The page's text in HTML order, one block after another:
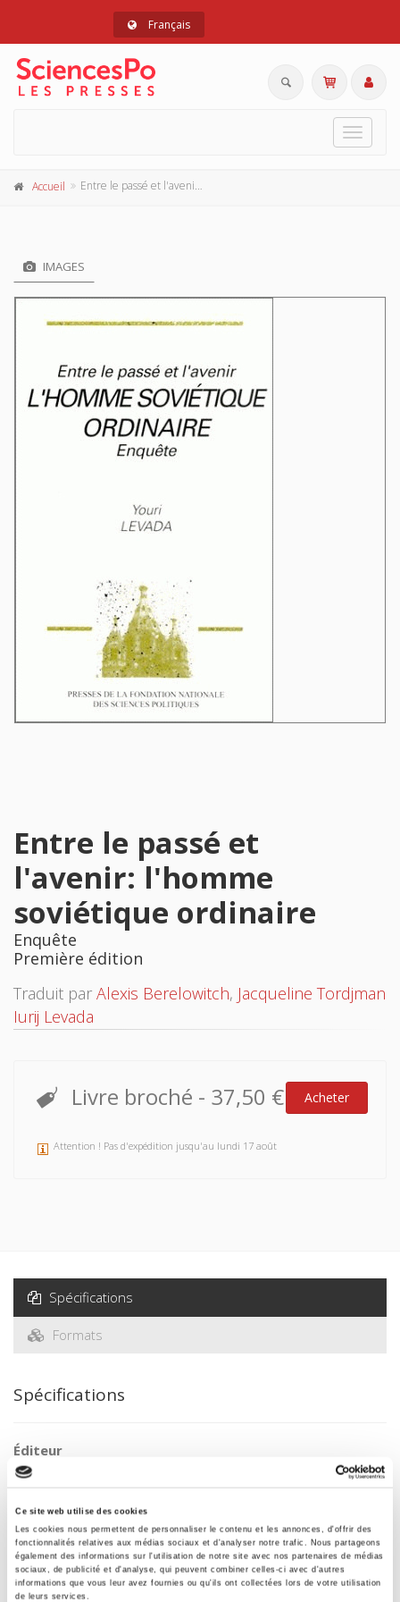
Ce site web utilise des cookies
Les cookies nous permettent de personnaliser le contenu et les annonces, d'offrir des
fonctionnalités relatives aux médias sociaux et d'analyser notre trafic. Nous partageons
également des informations sur l'utilisation de notre site avec nos partenaires de médias
sociaux, de publicité et d'analyse, qui peuvent combiner celles-ci avec d'autres
informations que vous leur avez fournies ou qu'ils ont collectées lors de votre utilisation
de leurs services.
Français
Toggle
Accueil Entre le passé et l'avenir: l'homme soviétique ordinaire
IMAGES
Entre le passé et
l'avenir: l'homme
soviétique ordinaire
Enquête
Première édition
Traduit par Alexis Berelowitch, Jacqueline Tordjman
Iurij Levada
Livre broché - 37,50 € Acheter
Attention ! Pas d'expédition jusqu'au lundi 17 août
Spécifications
Formats
Spécifications
Éditeur
Presses de Sciences Po
Alexis Berelowitch,Jacqueline Tordjman
Auteur
Iurij Levada
Collection